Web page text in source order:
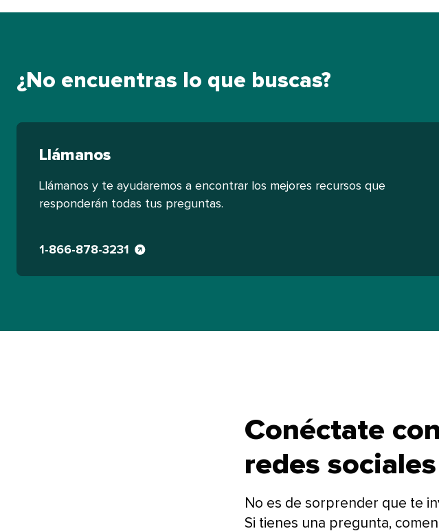
¿No encuentras lo que buscas?​​
Llámanos​​
Llámanos y te ayudaremos a encontrar los mejores recursos que
responderán todas tus preguntas.​​
1-866-878-3231​​
Conéctate
redes sociales​​
No es de sorprender que te
Si tienes una pregunta,